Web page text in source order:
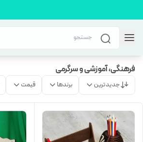
فرهنگی، آموزشی و سرگرمی
جدیدترین برندها قیمت